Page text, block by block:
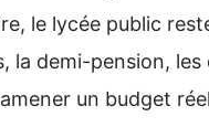
le lycée public
la demi-pension,
un budget